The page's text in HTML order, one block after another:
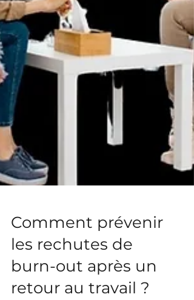
Comment prévenir
les rechutes de